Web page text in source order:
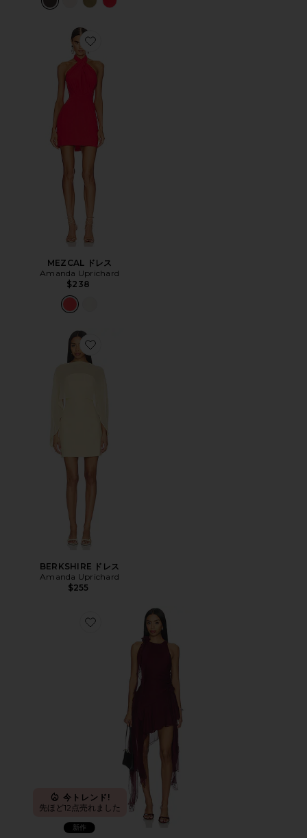
Favorite MEZCAL ドレス
MEZCAL ドレス
Amanda Uprichard
$238
Favorite BERKSHIRE ドレス
BERKSHIRE ドレス
Amanda Uprichard
$255
Favorite IVANA ドレス
今トレンド!
先ほど12点売れました
新作